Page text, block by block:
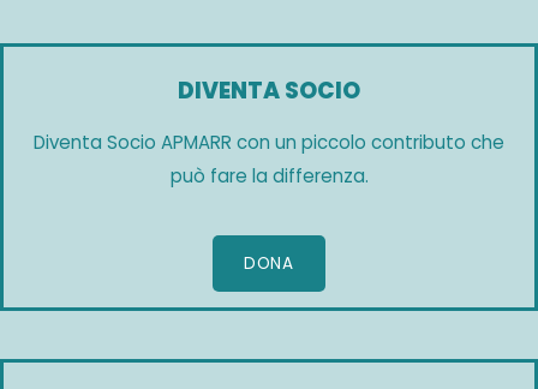
DIVENTA SOCIO
Diventa Socio APMARR con un piccolo contributo che
può fare la differenza.
DONA